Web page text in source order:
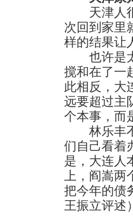
天津人很
次回到家里
样的结果让
也许是太
搅和在了一
此相反，大
远要超过主
个本事，而
林乐丰不
们自己看着
是，大连人
上，阎嵩
把今年的债
王振立评述）